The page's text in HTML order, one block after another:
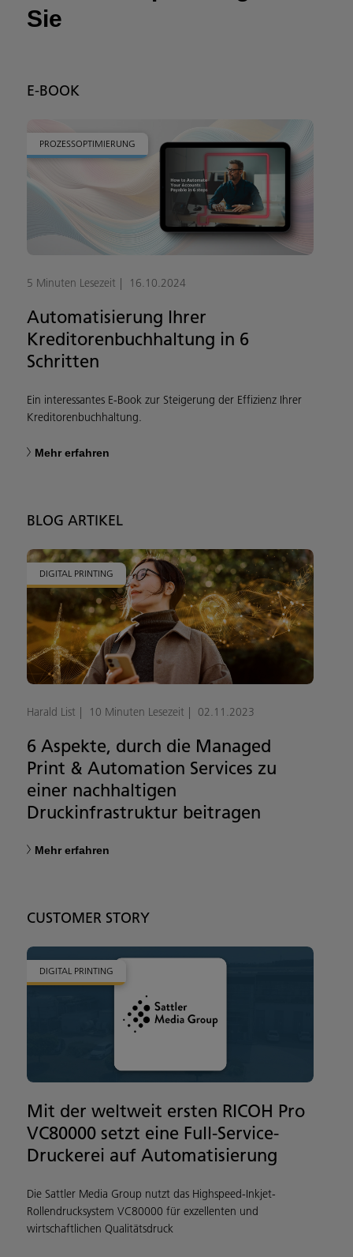
Sie
E-BOOK
PROZESSOPTIMIERUNG
5 Minuten Lesezeit 16.10.2024
Automatisierung Ihrer
Kreditorenbuchhaltung in 6
Schritten
Ein interessantes E-Book zur Steigerung der Effizienz Ihrer
Kreditorenbuchhaltung.
Mehr erfahren
BLOG ARTIKEL
DIGITAL PRINTING
Harald List 10 Minuten Lesezeit 02.11.2023
6 Aspekte, durch die Managed
Print & Automation Services zu
einer nachhaltigen
Druckinfrastruktur beitragen
Mehr erfahren
CUSTOMER STORY
DIGITAL PRINTING
Mit der weltweit ersten RICOH Pro
VC80000 setzt eine Full-Service-
Druckerei auf Automatisierung
Die Sattler Media Group nutzt das Highspeed-Inkjet-
Rollendrucksystem VC80000 für exzellenten und
wirtschaftlichen Qualitätsdruck